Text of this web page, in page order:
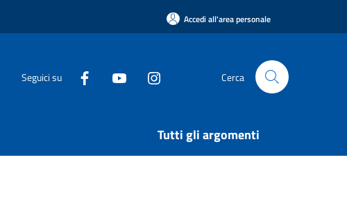
Accedi all'area personale
Seguici su Cerca
Tutti gli argomenti